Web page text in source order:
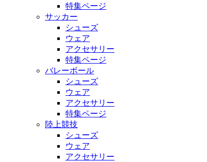
特集ページ
サッカー
シューズ
ウェア
アクセサリー
特集ページ
バレーボール
シューズ
ウェア
アクセサリー
特集ページ
陸上競技
シューズ
ウェア
アクセサリー